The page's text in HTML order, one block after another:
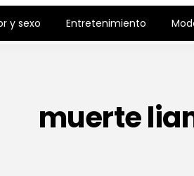
y sexo Entretenimiento
muerte